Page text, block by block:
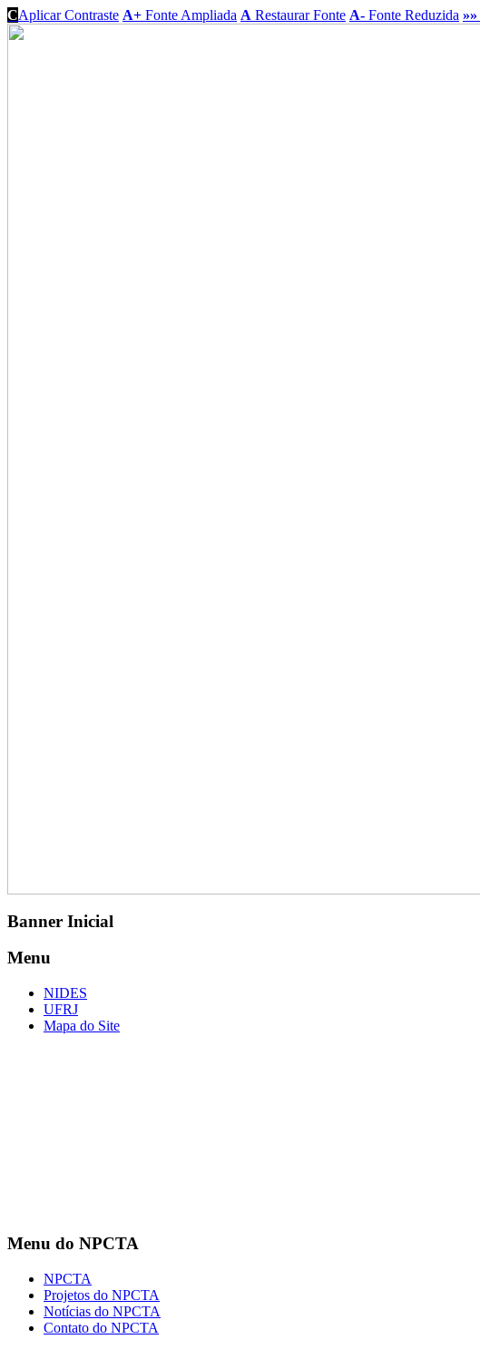
CAplicar Contraste A+ Fonte Ampliada A Restaurar Fonte A- Fonte Reduzida »»
Banner Inicial
Menu
NIDES
UFRJ
Mapa do Site
Menu do NPCTA
NPCTA
Projetos do NPCTA
Notícias do NPCTA
Contato do NPCTA